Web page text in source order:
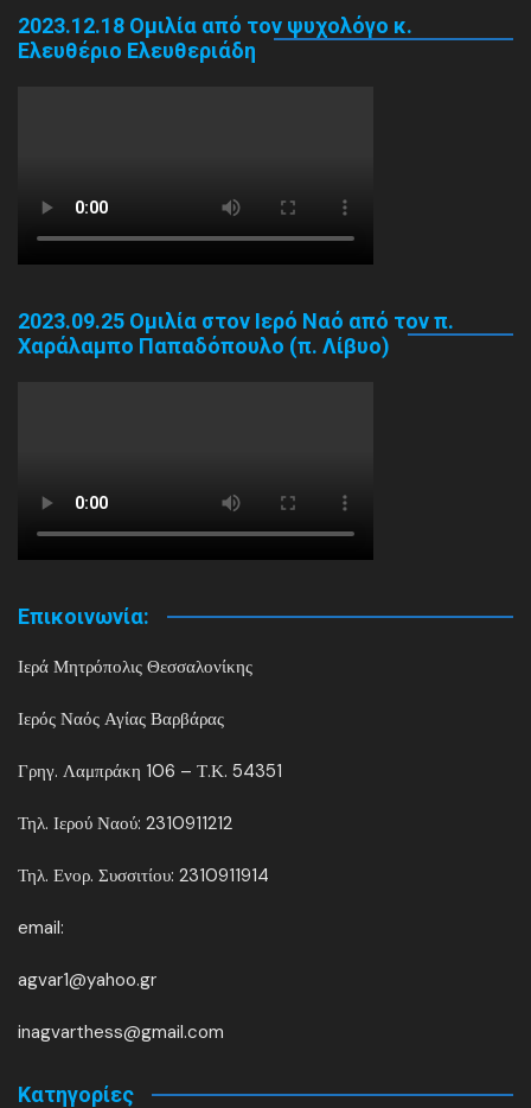
2023.12.18 Ομιλία από τον ψυχολόγο κ.
Ελευθέριο Ελευθεριάδη
2023.09.25 Ομιλία στον Ιερό Ναό από τον π.
Χαράλαμπο Παπαδόπουλο (π. Λίβυο)
Επικοινωνία:
Ιερά Μητρόπολις Θεσσαλονίκης
Ιερός Ναός Αγίας Βαρβάρας
Γρηγ. Λαμπράκη 106 – Τ.Κ. 54351
Τηλ. Ιερού Ναού: 2310911212
Τηλ. Ενορ. Συσσιτίου: 2310911914
email:
agvar1@yahoo.gr
inagvarthess@gmail.com
Kατηγορίες